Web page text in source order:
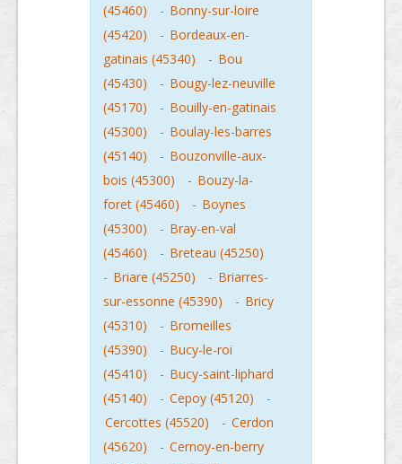
(45460)
- Bonny-sur-loire
(45420)
- Bordeaux-en-
gatinais (45340)
- Bou
(45430)
- Bougy-lez-neuville
(45170)
- Bouilly-en-gatinais
(45300)
- Boulay-les-barres
(45140)
- Bouzonville-aux-
bois (45300)
- Bouzy-la-
foret (45460)
- Boynes
(45300)
- Bray-en-val
(45460)
- Breteau (45250)
- Briare (45250) - Briarres-
sur-essonne (45390)
- Bricy
(45310)
- Bromeilles
(45390)
- Bucy-le-roi
(45410)
- Bucy-saint-liphard
(45140)
- Cepoy (45120)
-
Cercottes (45520)
- Cerdon
(45620)
- Cernoy-en-berry